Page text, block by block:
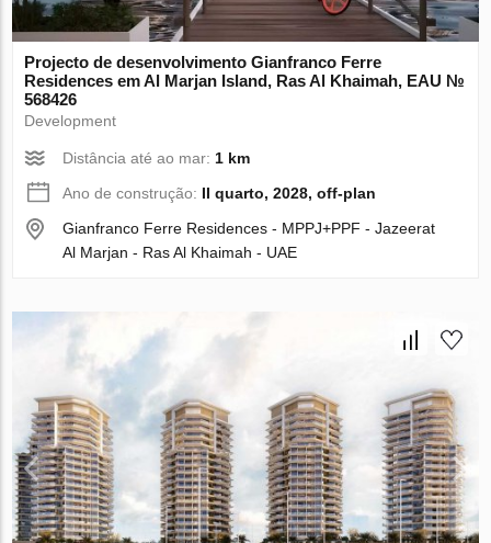
Projecto de desenvolvimento Gianfranco Ferre
Residences em Al Marjan Island, Ras Al Khaimah, EAU №
568426
Development
Distância até ao mar: 1 km
Ano de construção: II quarto, 2028, off-plan
Gianfranco Ferre Residences - MPPJ+PPF - Jazeerat
Al Marjan - Ras Al Khaimah - UAE